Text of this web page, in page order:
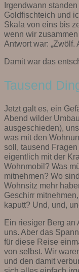
Irgendwann
Goldfischteich und
Skala von eins bis
wenn wir
Antwort war: „Zwölf.
Damit war das
Tausend
Jetzt galt es, ein
Abend wilder
ausgeschieden),
was mit den
soll, tausend
eigentlich mit der
Wohnmobil? Was
mitnehmen? Wo
Wohnsitz mehr
Geschirr
kaputt? Und, und,
Ein riesiger Berg
uns. Aber das
für diese Reise
von selbst. Wir
und den damit